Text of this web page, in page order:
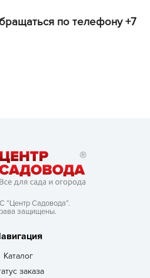
по телефону +7
“Центр Садовода”.
защищены.
Каталог
заказа